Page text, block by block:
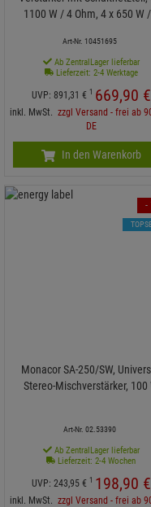
1100 W / 4 Ohm, 4 x 650 W
Art-Nr. 10451695
Ab ZentralLager lieferbar
Lieferzeit: 2-4 Werktage
UVP: 891,31 € 1 669,90 €
inkl. MwSt. zzgl Versand - frei ab
DE
In den Warenkorb
Monacor SA-250/SW,
Stereo-Mischverstärker, 100
Art-Nr. 02.53390
Ab ZentralLager lieferbar
Lieferzeit: 2-4 Wochen
UVP: 243,95 € 1 198,90 €
inkl. MwSt. zzgl Versand - frei ab
-